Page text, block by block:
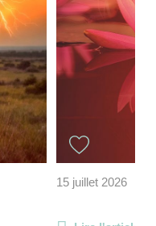
15 juillet 2026